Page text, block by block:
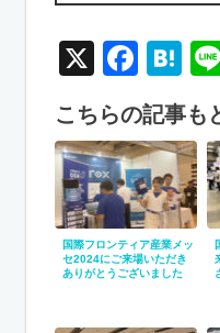
X
こちらの記事も
国際フロンティア産業メッ
セ2024にご来場いただき
ありがとうございました